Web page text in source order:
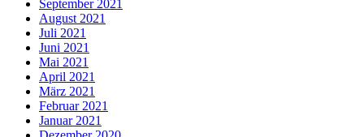
September 2021
August 2021
Juli 2021
Juni 2021
Mai 2021
April 2021
März 2021
Februar 2021
Januar 2021